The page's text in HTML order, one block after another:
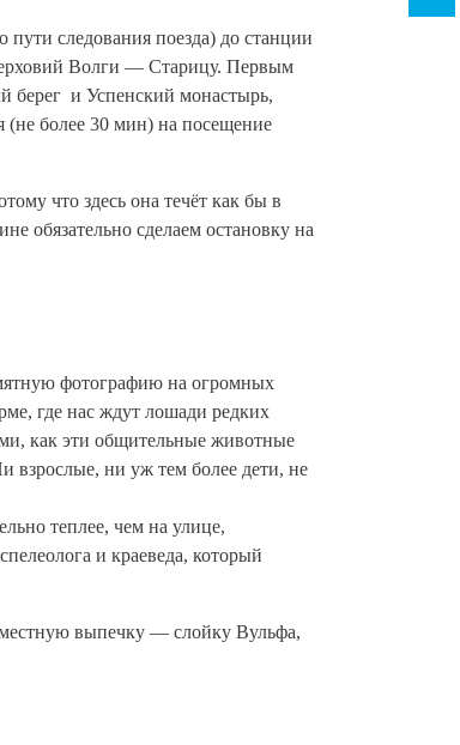
пути следования поезда) до станции
Волги — Старицу. Первым
берег и Успенский монастырь,
(не более 30 мин) на посещение
что здесь она течёт как бы в
обязательно сделаем остановку на
фотографию на огромных
где нас ждут лошади редких
как эти общительные животные
взрослые, ни уж тем более дети, не
теплее, чем на улице,
и краеведа, который
местную выпечку — слойку Вульфа,